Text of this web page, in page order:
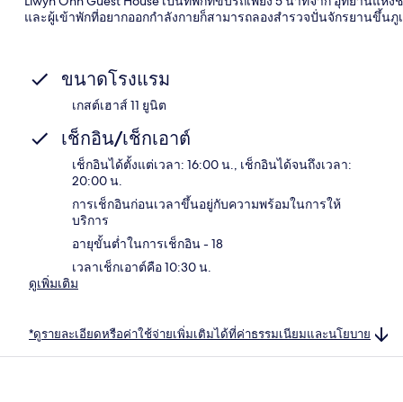
และผู้เข้าพักที่อยากออกกำลังกายก็สามารถลองสำรวจปั่นจักรยานขึ้นภู
ขนาดโรงแรม
เกสต์เฮาส์ 11 ยูนิต
เช็กอิน/เช็กเอาต์
เช็กอินได้ตั้งแต่เวลา: 16:00 น., เช็กอินได้จนถึงเวลา:
20:00 น.
การเช็กอินก่อนเวลาขึ้นอยู่กับความพร้อมในการให้
บริการ
อายุขั้นต่ำในการเช็กอิน - 18
เวลาเช็กเอาต์คือ 10:30 น.
ดูเพิ่มเติม
*ดูรายละเอียดหรือค่าใช้จ่ายเพิ่มเติมได้ที่ค่าธรรมเนียมและนโยบาย